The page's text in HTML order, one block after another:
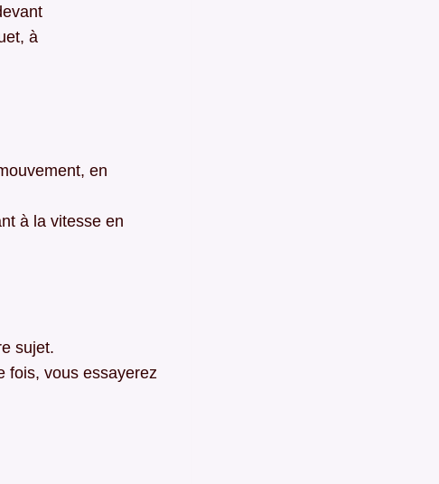
à
en
à la vitesse en
sujet.
fois, vous essayerez